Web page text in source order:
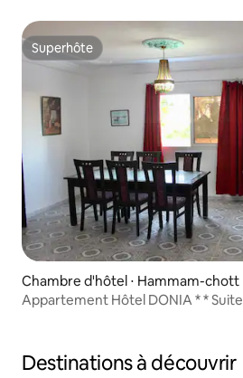
Superhôte
Superhôte
Chambre d'hôtel ⋅ Hammam-chott
Appartement Hôtel DONIA * * Suite
Destinations à découvrir